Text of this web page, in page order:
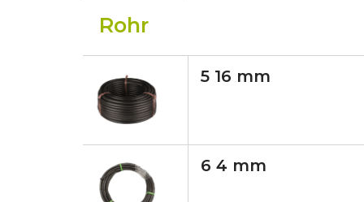
Rohr
5 16 mm
6 4 mm